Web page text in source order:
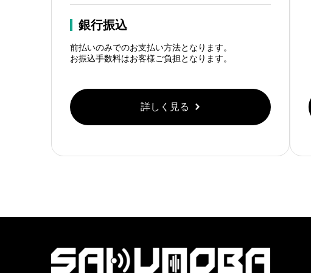
銀行振込
前払いのみでのお支払い方法となります。
お振込手数料はお客様ご負担となります。
詳しく見る